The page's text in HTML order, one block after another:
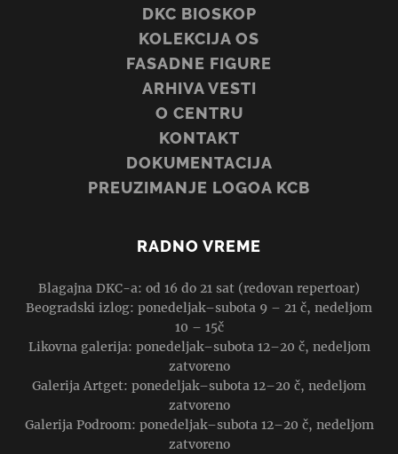
DKC BIOSKOP
KOLEKCIJA OS
FASADNE FIGURE
ARHIVA VESTI
O CENTRU
KONTAKT
DOKUMENTACIJA
PREUZIMANJE LOGOA KCB
RADNO VREME
Blagajna DKC-a: od 16 do 21 sat (redovan repertoar)
Beogradski izlog: ponedeljak–subota 9 – 21 č, nedeljom
10 – 15č
Likovna galerija: ponedeljak–subota 12–20 č, nedeljom
zatvoreno
Galerija Artget: ponedeljak–subota 12–20 č, nedeljom
zatvoreno
Galerija Podroom: ponedeljak–subota 12–20 č, nedeljom
zatvoreno